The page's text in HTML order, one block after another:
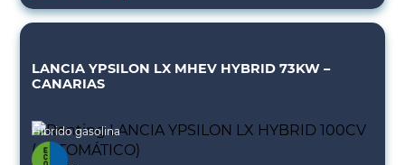
LANCIA YPSILON LX MHEV HYBRID 73KW –
CANARIAS
Híbrido gasolina